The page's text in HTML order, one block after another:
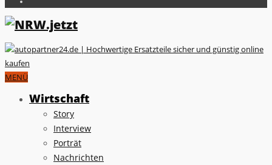
MENÜ
Wirtschaft
Story
Interview
Porträt
Nachrichten